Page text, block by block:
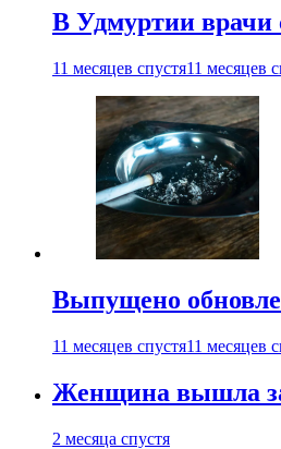
В Удмуртии врачи
11 месяцев спустя11 месяцев
Выпущено
11 месяцев спустя11 месяцев
Женщина вышла
2 месяца спустя